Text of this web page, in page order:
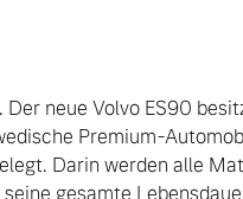
Der neue Volvo ES90
Premium-
Darin werden alle
seine gesamte